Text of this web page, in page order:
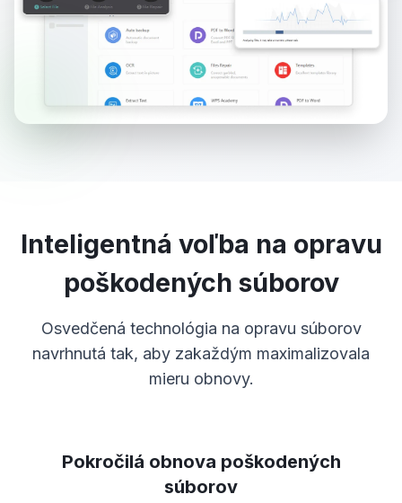
Inteligentná voľba na opravu
poškodených súborov
Osvedčená technológia na opravu súborov
navrhnutá tak, aby zakaždým maximalizovala
mieru obnovy.
Pokročilá obnova poškodených
súborov